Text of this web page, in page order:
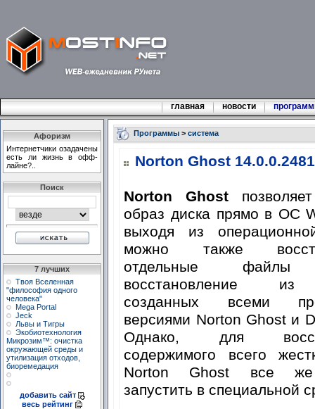
главная новости
Афоризм
Интеpнетчики озадачены
есть ли жизнь в офф-
лайне?..
Поиск
7 лучших
Твоя Вселенная
"философия одного
человека"
Mega Portal
Jeck
Львы и Тигры
Экобиотехнология
Микрозим™: очистка
окружающей среды и
утилизация отходов,
биоремедация
добавить сайт
весь рейтинг
Программы> система
Norton Ghost
Norton Ghost
образ диска прямо в ОС
выходя из
можно также
отдельные файлы
восстановление из
созданных всеми
версиями Norton Ghost и
Однако, для
содержимого всего
Norton Ghost все же
запустить в специальной